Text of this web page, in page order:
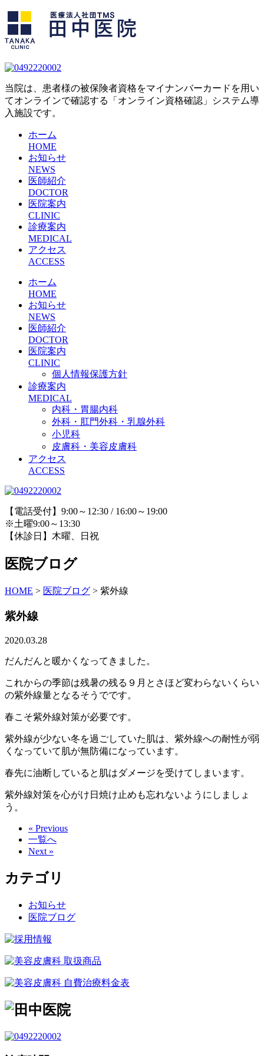
当院は、患者様の被保険者資格をマイナンバーカードを用い
てオンラインで確認する「オンライン資格確認」システム導
入施設です。
ホーム
HOME
お知らせ
NEWS
医師紹介
DOCTOR
医院案内
CLINIC
診療案内
MEDICAL
アクセス
ACCESS
ホーム
HOME
お知らせ
NEWS
医師紹介
DOCTOR
医院案内
CLINIC
個人情報保護方針
診療案内
MEDICAL
内科・胃腸内科
外科・肛門外科・乳腺外科
小児科
皮膚科・美容皮膚科
アクセス
ACCESS
【電話受付】9:00～12:30 / 16:00～19:00
※土曜9:00～13:30
【休診日】木曜、日祝
医院ブログ
HOME > 医院ブログ > 紫外線
紫外線
2020.03.28
だんだんと暖かくなってきました。
これからの季節は残暑の残る９月とさほど変わらないくらい
の紫外線量となるそうでです。
春こそ紫外線対策が必要です。
紫外線が少ない冬を過ごしていた肌は、紫外線への耐性が弱
くなっていて肌が無防備になっています。
春先に油断していると肌はダメージを受けてしまいます。
紫外線対策を心がけ日焼け止めも忘れないようにしましょ
う。
« Previous
一覧へ
Next »
カテゴリ
お知らせ
医院ブログ